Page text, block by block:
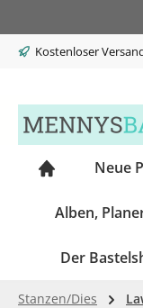
Kostenloser
Neue
Alben,
Der
Stanzen/Dies